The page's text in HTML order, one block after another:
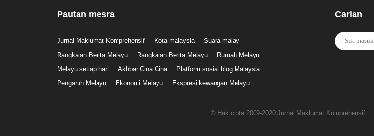
Pautan mesra
Jurnal Maklumat Komprehensif Kota malaysia
Suara malay
Rangkaian Berita Melayu
Rangkaian Berita Melayu
Rumah Melayu
Melayu setiap hari
Akhbar Cina Cina
Platform sosial blog Malaysia
Pengaruh Melayu
Ekonomi Melayu Ekspresi kewangan Melayu
Carian
© Hak cipta 2009-2020 Jurnal Maklumat Komprehensif